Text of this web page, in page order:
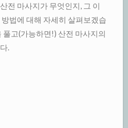
전 마사지가 무엇인지, 그 이
법에 대해 자세히 살펴보겠습
풀고(가능하면!) 산전 마사지의
.